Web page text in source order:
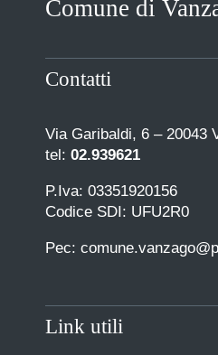
COMUNICAZIONE
Comune di
Contatti
Via Garibaldi, 6 – 20043
tel: 02.939621
P.Iva: 03351920156
Codice SDI: UFU2R0
Pec:
Link utili